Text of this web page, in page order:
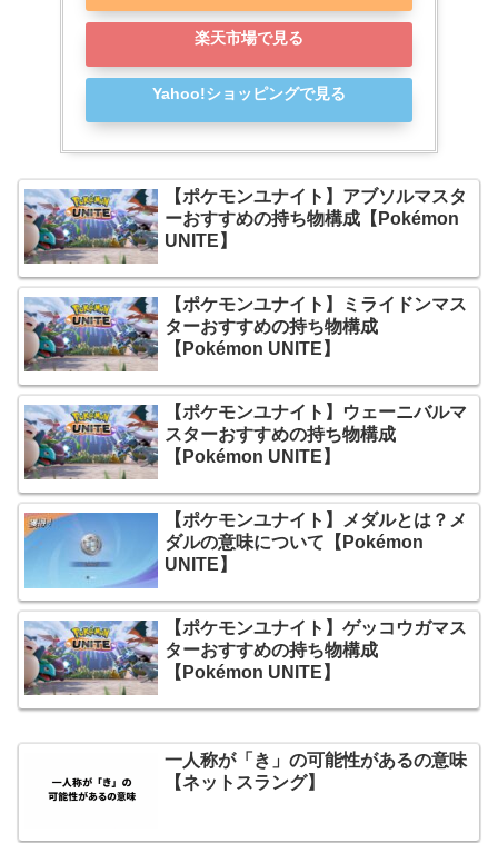
楽天市場で見る
Yahoo!ショッピングで見る
【ポケモンユナイト】アブソルマスタ
ーおすすめの持ち物構成【Pokémon
UNITE】
【ポケモンユナイト】ミライドンマス
ターおすすめの持ち物構成
【Pokémon UNITE】
【ポケモンユナイト】ウェーニバルマ
スターおすすめの持ち物構成
【Pokémon UNITE】
【ポケモンユナイト】メダルとは？メ
ダルの意味について【Pokémon
UNITE】
【ポケモンユナイト】ゲッコウガマス
ターおすすめの持ち物構成
【Pokémon UNITE】
一人称が「き」の可能性があるの意味
【ネットスラング】